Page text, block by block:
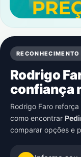
Rodrigo
confiança
Rodrigo Faro
como encontrar
comparar opções e